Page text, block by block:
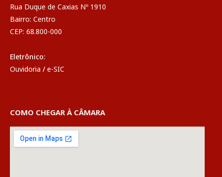
Rua Duque de Caxias Nº 1910
Bairro: Centro
CEP: 68.800-000
Eletrônico:
Ouvidoria / e-SIC
COMO CHEGAR À CÂMARA